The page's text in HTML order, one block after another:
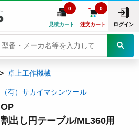
見積カート
0
注文カート
0
ログイン
卓上工作機械
（有）サカイマシンツール
OP
割出し円テーブル/ML360用